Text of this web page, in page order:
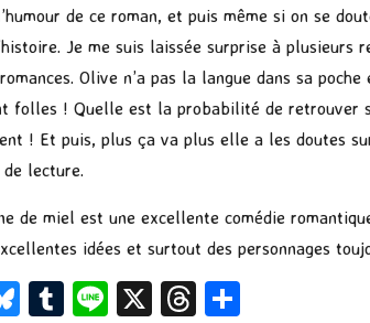
de ce roman, et puis même si on se
Je me suis laissée surprise à
Olive n’a pas la langue dans sa
folles ! Quelle est la probabilité de retrouver
! Et puis, plus ça va plus elle a les doutes
lecture.
de miel est une excellente comédie
idées et surtout des personnages
Bl T
Li X
T